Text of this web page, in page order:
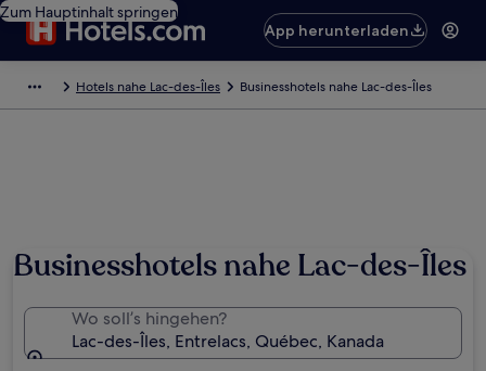
Zum Hauptinhalt springen
App herunterladen
Hotels nahe Lac-des-Îles Businesshotels nahe Lac-des-Îles
Businesshotels nahe Lac-des-Îles
Wo soll’s hingehen?
Lac-des-Îles, Entrelacs, Québec, Kanada